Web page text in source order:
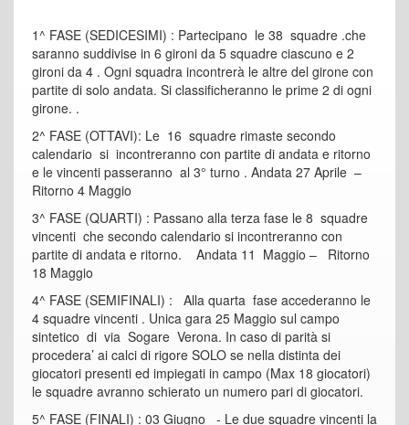
1^ FASE (SEDICESIMI) : Partecipano le 38 squadre .che
saranno suddivise in 6 gironi da 5 squadre ciascuno e 2
gironi da 4 . Ogni squadra incontrerà le altre del girone con
partite di solo andata. Si classificheranno le prime 2 di ogni
girone. .
2^ FASE (OTTAVI): Le 16 squadre rimaste secondo
calendario si incontreranno con partite di andata e ritorno
e le vincenti passeranno al 3° turno . Andata 27 Aprile –
Ritorno 4 Maggio
3^ FASE (QUARTI) : Passano alla terza fase le 8 squadre
vincenti che secondo calendario si incontreranno con
partite di andata e ritorno. Andata 11 Maggio – Ritorno
18 Maggio
4^ FASE (SEMIFINALI) : Alla quarta fase accederanno le
4 squadre vincenti . Unica gara 25 Maggio sul campo
sintetico di via Sogare Verona. In caso di parità si
procedera’ ai calci di rigore SOLO se nella distinta dei
giocatori presenti ed impiegati in campo (Max 18 giocatori)
le squadre avranno schierato un numero pari di giocatori.
5^ FASE (FINALI) : 03 Giugno - Le due squadre vincenti la